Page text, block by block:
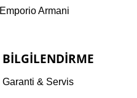
Emporio Armani
BILGILENDIRME
Garanti & Servis